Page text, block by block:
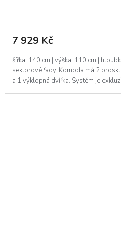
7 929 Kč
šířka: 140 cm | výška: 110 cm |
sektorové řady. Komoda má 2
a 1 výklopná dvířka. Systém je